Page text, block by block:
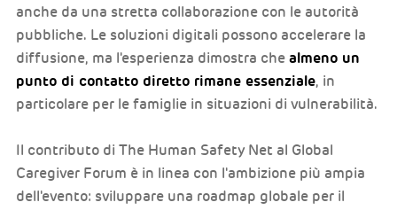
anche da una stretta collaborazione con le autorità
pubbliche. Le soluzioni digitali possono accelerare la
diffusione, ma l'esperienza dimostra che almeno un
punto di contatto diretto rimane essenziale, in
particolare per le famiglie in situazioni di vulnerabilità.
Il contributo di The Human Safety Net al Global
Caregiver Forum è in linea con l'ambizione più ampia
dell'evento: sviluppare una roadmap globale per il